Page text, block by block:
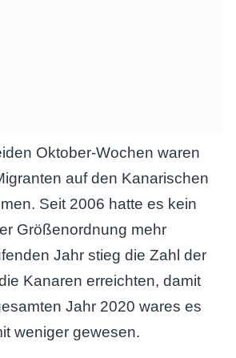
Oktober-Wochen waren
auf den Kanarischen
Seit 2006 hatte es kein
Größenordnung mehr
Jahr stieg die Zahl der
Kanaren erreichten, damit
Jahr 2020 wares es
weniger gewesen.